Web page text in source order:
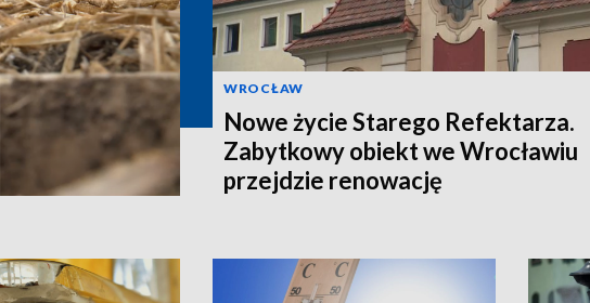
WROCŁAW
Nowe życie Starego Refektarza.
Zabytkowy obiekt we Wrocławiu
przejdzie renowację